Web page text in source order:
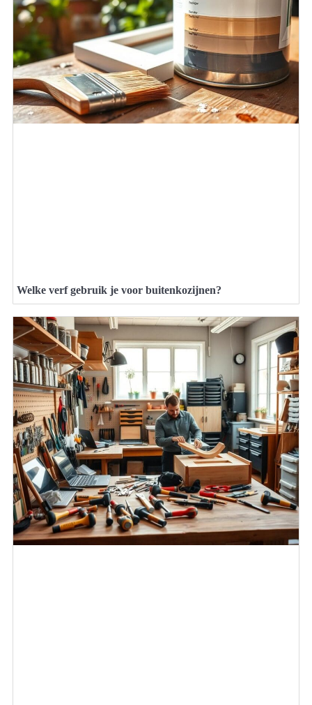
Welke verf gebruik je voor buitenkozijnen?